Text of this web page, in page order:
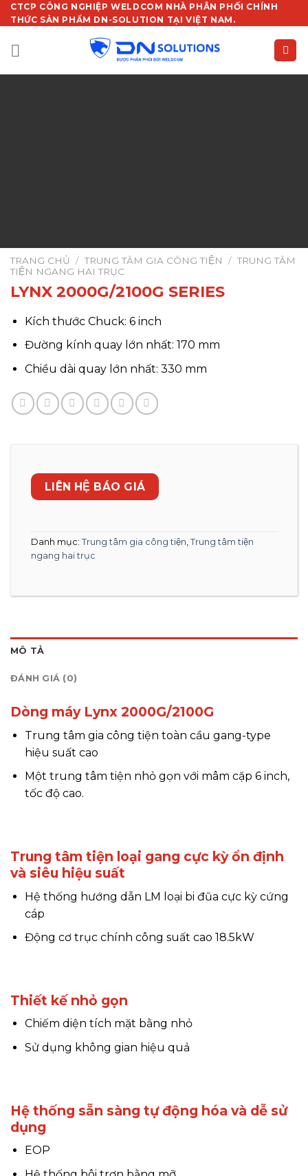
Chuyển
đến
nội
dung
CTCP CÔNG NGHIỆP WELDCOM NHÀ PHÂN PHỐI CHÍNH
THỨC SẢN PHẨM DN-SOLUTION TẠI VIỆT NAM.
TRANG CHỦ / TRUNG TÂM GIA CÔNG TIỆN / TRUNG TÂM
TIỆN NGANG HAI TRỤC
LYNX 2000G/2100G SERIES
Kích thước Chuck: 6 inch
Đường kính quay lớn nhất: 170 mm
Chiều dài quay lớn nhất: 330 mm
LIÊN HỆ BÁO GIÁ
Danh mục: Trung tâm gia công tiện, Trung tâm tiện
ngang hai trục
MÔ TẢ
ĐÁNH GIÁ (0)
Dòng máy Lynx 2000G/2100G
Trung tâm gia công tiện toàn cầu gang-type
hiệu suất cao
Một trung tâm tiện nhỏ gọn với mâm cặp 6 inch,
tốc độ cao.
Trung tâm tiện loại gang cực kỳ ổn định
và siêu hiệu suất
Hệ thống hướng dẫn LM loại bi đũa cực kỳ cứng
cáp
Động cơ trục chính công suất cao 18.5kW
Thiết kế nhỏ gọn
Chiếm diện tích mặt bằng nhỏ
Sử dụng không gian hiệu quả
Hệ thống sẵn sàng tự động hóa và dễ sử
dụng
EOP